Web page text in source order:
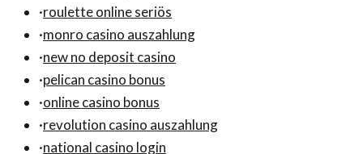
·roulette online seriös
·monro casino auszahlung
·new no deposit casino
·pelican casino bonus
·online casino bonus
·revolution casino auszahlung
·national casino login